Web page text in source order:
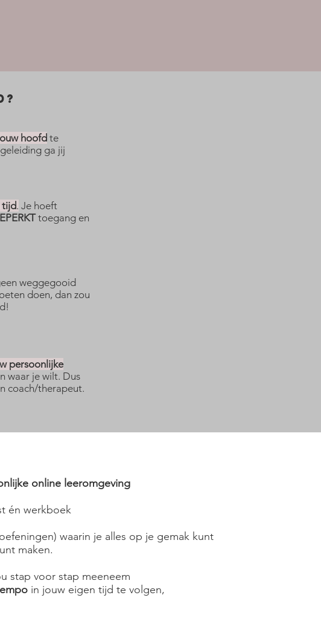
hoofd te
ga jij
tijd. Je hoeft
toegang en
weggegooid
doen, dan zou
persoonlijke
waar je wilt. Dus
coach/therapeut.
online leeromgeving
én werkboek
waarin je alles op je gemak kunt
maken.
stap voor stap meeneem
in jouw eigen tijd te volgen,